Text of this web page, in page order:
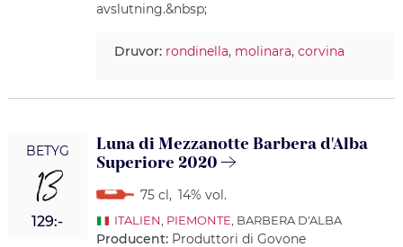
avslutning.&nbsp;
Druvor: rondinella, molinara, corvina
BETYG
13
129:-
Luna di Mezzanotte Barbera d'Alba
Superiore 2020
75 cl, 14% vol.
ITALIEN PIEMONTE , BARBERA D'ALBA
Producent: Produttori di Govone